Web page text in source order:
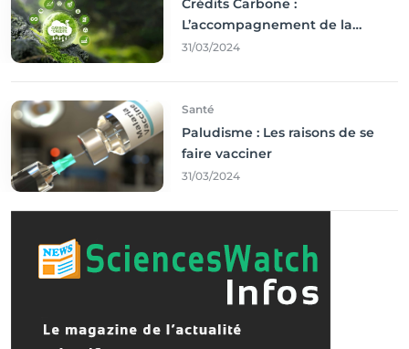
Crédits Carbone :
L’accompagnement de la
Francophonie
31/03/2024
Santé
Paludisme : Les raisons de se
faire vacciner
31/03/2024